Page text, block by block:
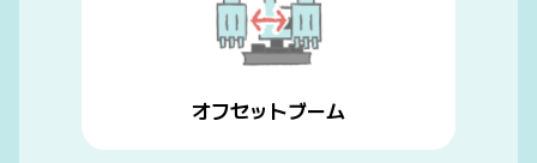
オフセットブーム